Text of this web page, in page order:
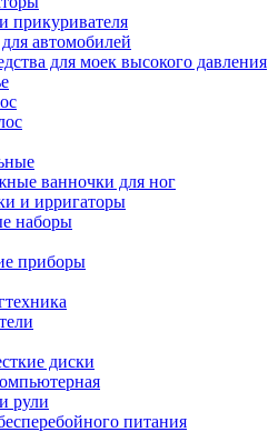
прикуривателя
автомобилей
для моек высокого давления
ванночки для ног
и ирригаторы
наборы
приборы
диски
рули
питания